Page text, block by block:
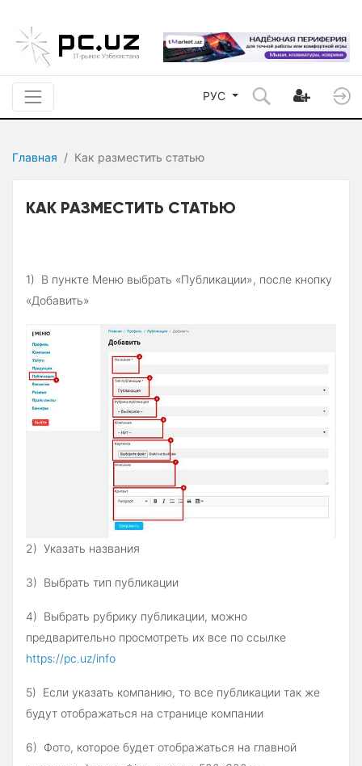
РУС
Главная Как разместить статью
КАК РАЗМЕСТИТЬ СТАТЬЮ
1) В пункте Меню выбрать «Публикации», после кнопку
«Добавить»
2) Указать названия
3) Выбрать тип публикации
4) Выбрать рубрику публикации, можно
предварительно просмотреть их все по ссылке
https://pc.uz/info
5) Если указать компанию, то все публикации так же
будут отображаться на странице компании
6) Фото, которое будет отображаться на главной